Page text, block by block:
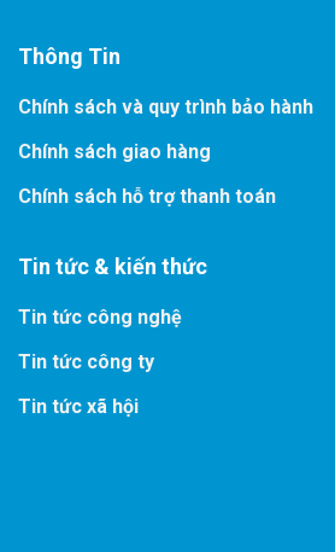
Thông Tin
Chính sách và quy trình bảo hành
Chính sách giao hàng
Chính sách hỗ trợ thanh toán
Tin tức & kiến thức
Tin tức công nghệ
Tin tức công ty
Tin tức xã hội